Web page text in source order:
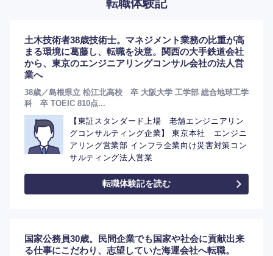
選択する
転職体験記
土木技術者38歳技術士。マネジメント業務の比重が高
まる環境に葛藤し、転職を決意。関西の大手鉄道会社
から、東京のエンジニアリングコンサル会社の法人営
業へ
38歳／島根県立 松江北高校 卒 大阪大学 工学部 総合地球工学
科 卒 TOEIC 810点...
【東証スタンダード上場 老舗エンジニアリン
グコンサルティング企業】 東京本社 エンジニ
アリング営業部 インフラ企業向け災害対策コン
サルティング法人営業
転職体験記を読む
国家公務員30歳。民間企業でも国家や社会に貢献出来
る仕事にこだわり、志望していた海運会社へ転職。